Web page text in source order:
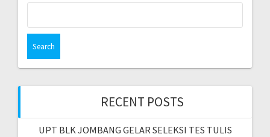
RECENT POSTS
UPT BLK JOMBANG GELAR SELEKSI TES TULIS